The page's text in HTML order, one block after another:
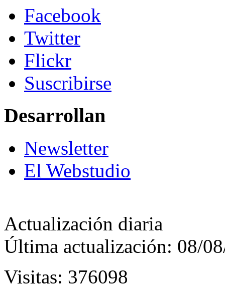
Facebook
Twitter
Flickr
Suscribirse
Desarrollan
Newsletter
El Webstudio
Actualización diaria
Última actualización: 08/
Visitas: 376098